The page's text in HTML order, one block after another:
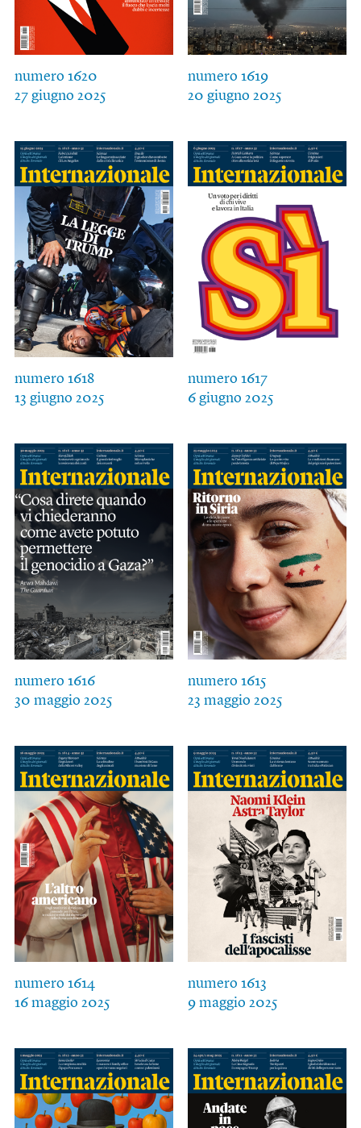
numero 1620
27 giugno 2025
numero 1619
20 giugno 2025
numero 1618
13 giugno 2025
numero 1617
6 giugno 2025
numero 1616
30 maggio 2025
numero 1615
23 maggio 2025
numero 1614
16 maggio 2025
numero 1613
9 maggio 2025